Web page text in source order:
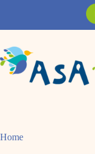
Home